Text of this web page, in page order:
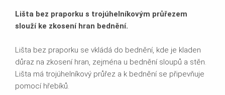
Lišta bez praporku s trojúhelníkovým průřezem
slouží ke zkosení hran bednění.
Lišta bez praporku se vkládá do bednění, kde je kladen
důraz na zkosení hran, zejména u bednění sloupů a stěn.
Lišta má trojúhelníkový průřez a k bednění se připevňuje
pomocí hřebíků.